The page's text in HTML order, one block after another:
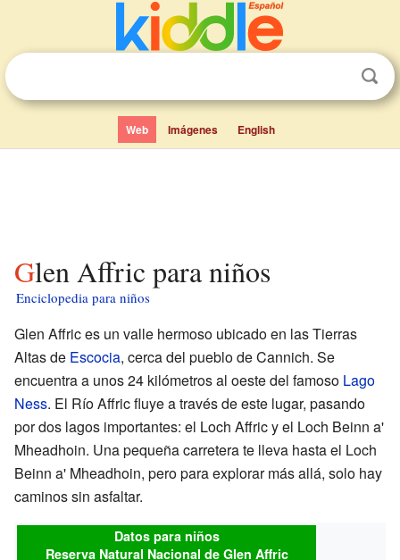
Web Imágenes English
Glen Affric para niños
Enciclopedia para niños
Glen Affric es un valle hermoso ubicado en las Tierras
Altas de Escocia, cerca del pueblo de Cannich. Se
encuentra a unos 24 kilómetros al oeste del famoso Lago
Ness. El Río Affric fluye a través de este lugar, pasando
por dos lagos importantes: el Loch Affric y el Loch Beinn a'
Mheadhoin. Una pequeña carretera te lleva hasta el Loch
Beinn a' Mheadhoin, pero para explorar más allá, solo hay
caminos sin asfaltar.
Datos para niños
Reserva Natural Nacional de Glen Affric